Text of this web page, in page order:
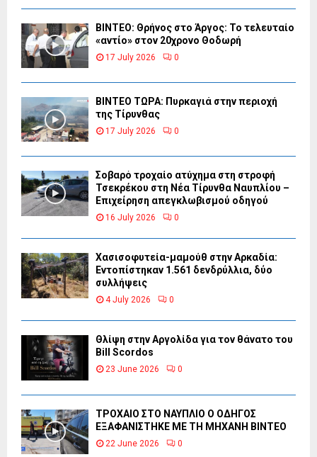
ΒΙΝΤΕΟ: Θρήνος στο Άργος: Το τελευταίο
«αντίο» στον 20χρονο Θοδωρή
17 July 2026 0
ΒΙΝΤΕΟ ΤΩΡΑ: Πυρκαγιά στην περιοχή
της Τίρυνθας
17 July 2026 0
Σοβαρό τροχαίο ατύχημα στη στροφή
Τσεκρέκου στη Νέα Τίρυνθα Ναυπλίου –
Επιχείρηση απεγκλωβισμού οδηγού
16 July 2026 0
Χασισοφυτεία-μαμούθ στην Αρκαδία:
Εντοπίστηκαν 1.561 δενδρύλλια, δύο
συλλήψεις
4 July 2026 0
Θλίψη στην Αργολίδα για τον θάνατο του
Bill Scordos
23 June 2026 0
ΤΡΟΧΑΙΟ ΣΤΟ ΝΑΥΠΛΙΟ Ο ΟΔΗΓΟΣ
ΕΞΑΦΑΝΙΣΤΗΚΕ ΜΕ ΤΗ ΜΗΧΑΝΗ ΒΙΝΤΕΟ
22 June 2026 0